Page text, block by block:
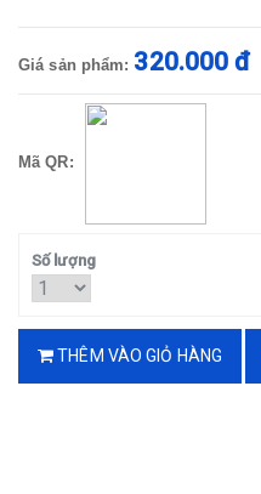
Giá sản phẩm: 320.000 đ
Mã QR:
Số lượng
THÊM VÀO GIỎ HÀNG